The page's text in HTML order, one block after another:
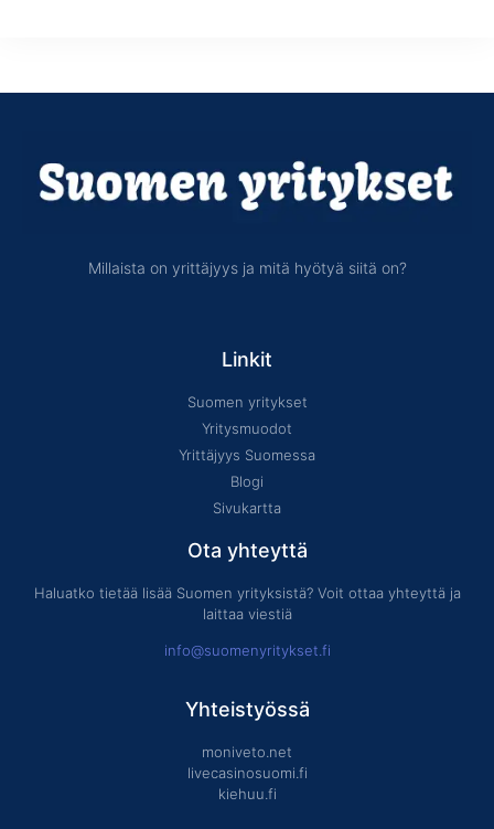
Millaista on yrittäjyys ja mitä hyötyä siitä on?
Linkit
Suomen yritykset
Yritysmuodot
Yrittäjyys Suomessa
Blogi
Sivukartta
Ota yhteyttä
Haluatko tietää lisää Suomen yrityksistä? Voit ottaa yhteyttä ja
laittaa viestiä
info@suomenyritykset.fi
Yhteistyössä
moniveto.net
livecasinosuomi.fi
kiehuu.fi